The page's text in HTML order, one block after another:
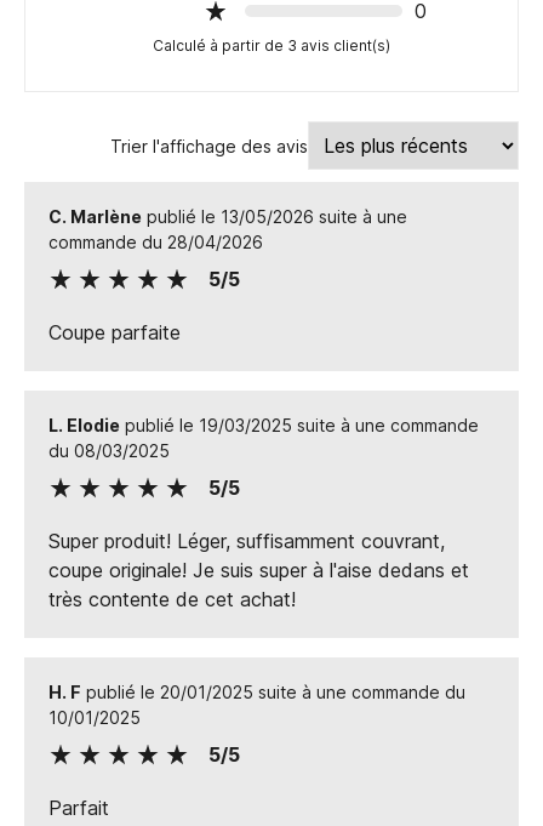
0
Calculé à partir de 3 avis client(s)
Trier l'affichage des avis
C. Marlène publié le 13/05/2026 suite à une
commande du 28/04/2026
5/5
Coupe parfaite
L. Elodie publié le 19/03/2025 suite à une commande
du 08/03/2025
5/5
Super produit! Léger, suffisamment couvrant,
coupe originale! Je suis super à l'aise dedans et
très contente de cet achat!
H. F publié le 20/01/2025 suite à une commande du
10/01/2025
5/5
Parfait